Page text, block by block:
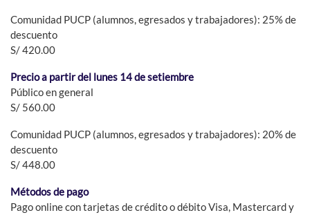
Comunidad PUCP (alumnos, egresados y trabajadores): 25% de
descuento
S/ 420.00
Precio a partir del lunes 14 de setiembre
Público en general
S/ 560.00
Comunidad PUCP (alumnos, egresados y trabajadores): 20% de
descuento
S/ 448.00
Métodos de pago
Pago online con tarjetas de crédito o débito Visa, Mastercard y